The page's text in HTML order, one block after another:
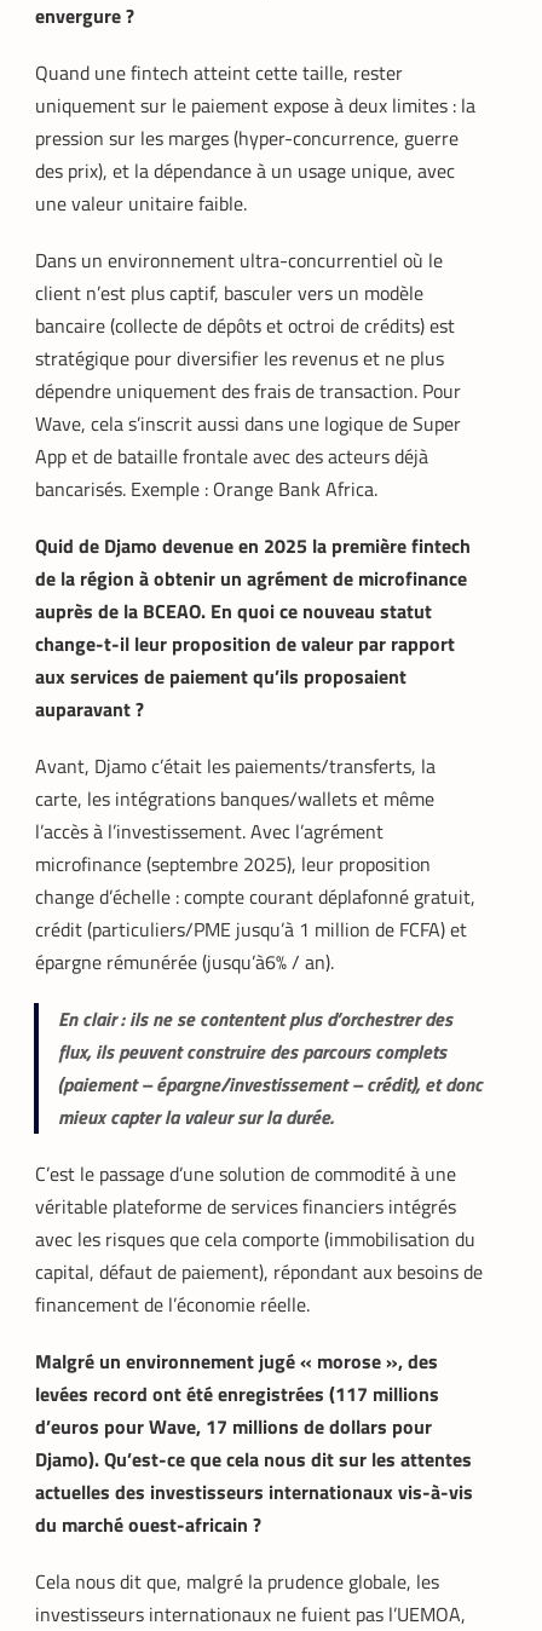
envergure ?
Quand une fintech atteint cette taille, rester
uniquement sur le paiement expose à deux limites : la
pression sur les marges (hyper-concurrence, guerre
des prix), et la dépendance à un usage unique, avec
une valeur unitaire faible.
Dans un environnement ultra-concurrentiel où le
client n’est plus captif, basculer vers un modèle
bancaire (collecte de dépôts et octroi de crédits) est
stratégique pour diversifier les revenus et ne plus
dépendre uniquement des frais de transaction. Pour
Wave, cela s’inscrit aussi dans une logique de Super
App et de bataille frontale avec des acteurs déjà
bancarisés. Exemple : Orange Bank Africa.
Quid de Djamo devenue en 2025 la première fintech
de la région à obtenir un agrément de microfinance
auprès de la BCEAO. En quoi ce nouveau statut
change-t-il leur proposition de valeur par rapport
aux services de paiement qu’ils proposaient
auparavant ?
Avant, Djamo c’était les paiements/transferts, la
carte, les intégrations banques/wallets et même
l’accès à l’investissement. Avec l’agrément
microfinance (septembre 2025), leur proposition
change d’échelle : compte courant déplafonné gratuit,
crédit (particuliers/PME jusqu’à 1 million de FCFA) et
épargne rémunérée (jusqu’à6% / an).
En clair : ils ne se contentent plus d’orchestrer des
flux, ils peuvent construire des parcours complets
(paiement – épargne/investissement – crédit), et donc
mieux capter la valeur sur la durée.
C’est le passage d’une solution de commodité à une
véritable plateforme de services financiers intégrés
avec les risques que cela comporte (immobilisation du
capital, défaut de paiement), répondant aux besoins de
financement de l’économie réelle.
Malgré un environnement jugé « morose », des
levées record ont été enregistrées (117 millions
d’euros pour Wave, 17 millions de dollars pour
Djamo). Qu’est-ce que cela nous dit sur les attentes
actuelles des investisseurs internationaux vis-à-vis
du marché ouest-africain ?
Cela nous dit que, malgré la prudence globale, les
investisseurs internationaux ne fuient pas l’UEMOA,